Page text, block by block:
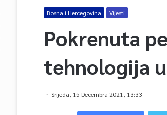
Bosna i Hercegovina Vijesti
Pokrenuta
tehnologija
Srijeda, 15 Decembra 2021, 13:33